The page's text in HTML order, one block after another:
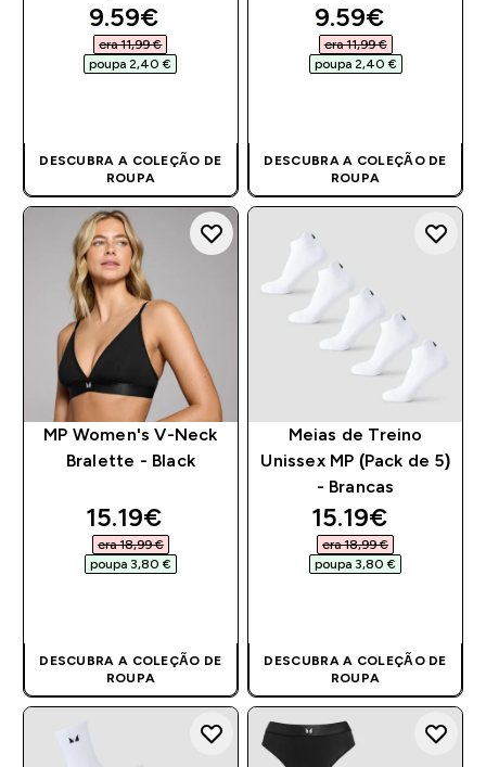
discounted price
9.59€‎
era 11,99 €‎
poupa 2,40 €‎
DESCUBRA A COLEÇÃO DE
ROUPA
discounted
9.59€‎
era 11,99 €‎
poupa 2,40 €‎
DESCUBRA A COLEÇÃO DE
ROUPA
MP Women's V-Neck
Bralette - Black
discounted price
15.19€‎
era 18,99 €‎
poupa 3,80 €‎
DESCUBRA A COLEÇÃO DE
ROUPA
Meias de Treino
Unissex MP (Pack de 5)
- Brancas
discounted
15.19€‎
era 18,99 €‎
poupa 3,80 €‎
DESCUBRA A COLEÇÃO DE
ROUPA